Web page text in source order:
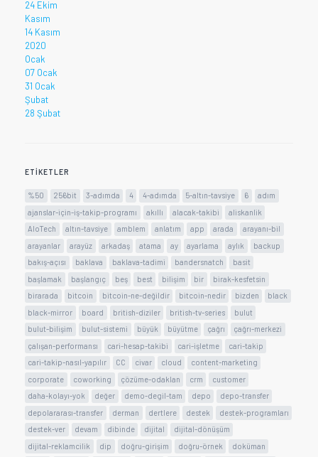
24 Ekim
Kasım
14 Kasım
2020
Ocak
07 Ocak
31 Ocak
Şubat
28 Şubat
ETIKETLER
%50 256bit 3-adımda 4 4-adımda 5-altın-tavsiye 6
adım
ajanslar-için-iş-takip-programı
akıllı alacak-takibi
aliskanlik
AloTech
altın-tavsiye amblem anlatım app arada
arayanı-bil
arayanlar
arayüz arkadaş atama ay ayarlama aylık
backup
bakış-açısı
baklava baklava-tadimi bandersnatch
basit
başlamak
başlangıç beş best bilişim bir
birak-kesfetsin
birarada
bitcoin bitcoin-ne-değildir bitcoin-nedir bizden
black
black-mirror
board british-diziler british-tv-series
bulut
bulut-bilişim
bulut-sistemi büyük büyütme çağrı
çağrı-merkezi
çalışan-performansı
cari-hesap-takibi cari-işletme
cari-takip
cari-takip-nasıl-yapılır
CC civar cloud
content-marketing
corporate
coworking çözüme-odaklan crm
customer
daha-kolayı-yok
değer demo-degil-tam depo
depo-transfer
depolararası-transfer
derman dertlere destek
destek-programları
destek-ver
devam dibinde dijital
dijital-dönüşüm
dijital-reklamcilik
dip doğru-girişim doğru-örnek
doküman